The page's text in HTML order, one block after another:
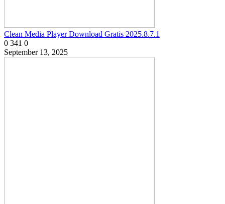
Clean Media Player Download Gratis 2025.8.7.1
0 341 0
September 13, 2025